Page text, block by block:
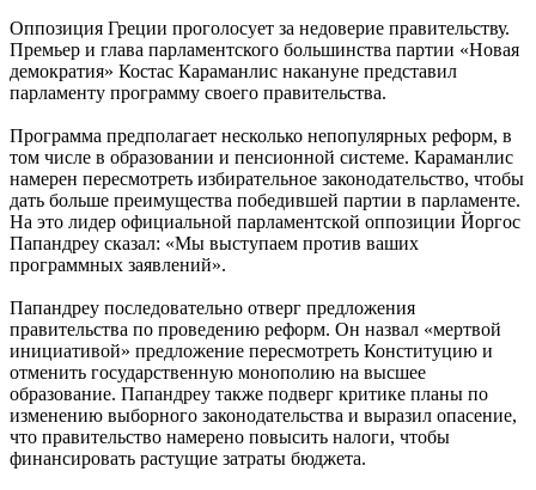
Оппозиция Греции проголосует за недоверие правительству.
Премьер и глава парламентского большинства партии «Новая
демократия» Костас Караманлис накануне представил
парламенту программу своего правительства.
Программа предполагает несколько непопулярных реформ, в
том числе в образовании и пенсионной системе. Караманлис
намерен пересмотреть избирательное законодательство, чтобы
дать больше преимущества победившей партии в парламенте.
На это лидер официальной парламентской оппозиции Йоргос
Папандреу сказал: «Мы выступаем против ваших
программных заявлений».
Папандреу последовательно отверг предложения
правительства по проведению реформ. Он назвал «мертвой
инициативой» предложение пересмотреть Конституцию и
отменить государственную монополию на высшее
образование. Папандреу также подверг критике планы по
изменению выборного законодательства и выразил опасение,
что правительство намерено повысить налоги, чтобы
финансировать растущие затраты бюджета.